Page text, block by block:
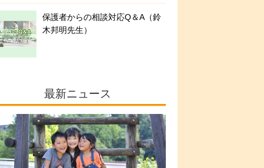
保護者からの相談対応Q＆A（鈴
木邦明先生）
最新ニュース